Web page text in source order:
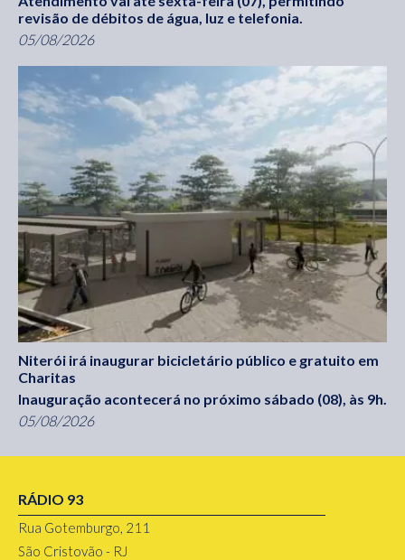
revisão de débitos de água, luz e telefonia.
05/08/2026
Niterói irá inaugurar bicicletário público e gratuito em
Charitas
Inauguração acontecerá no próximo sábado (08), às 9h.
05/08/2026
RÁDIO 93
Rua Gotemburgo, 211
São Cristovão - RJ